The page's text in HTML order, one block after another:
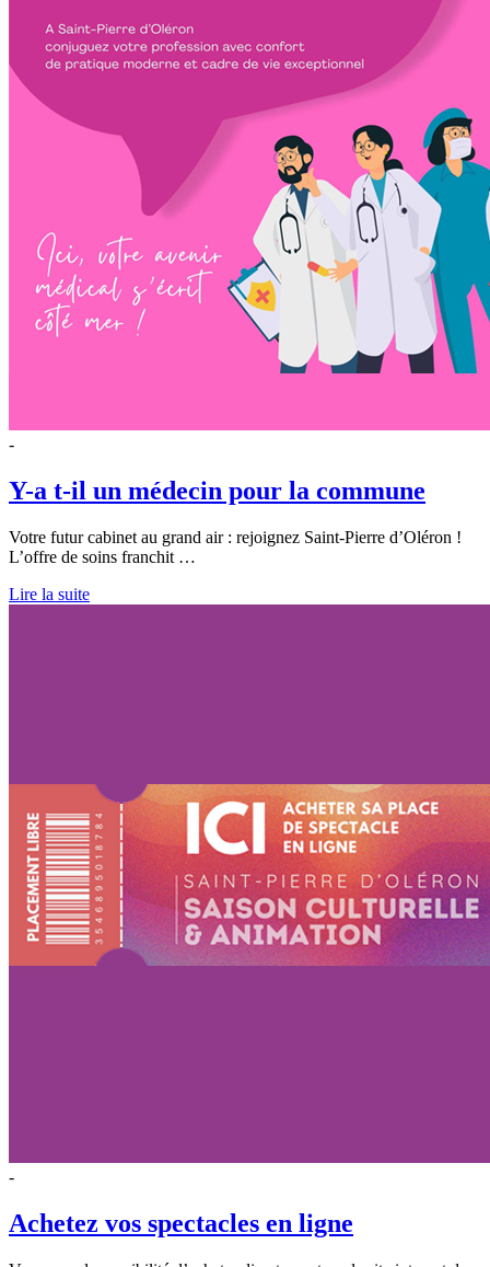
-
Y-a t-il un médecin pour la commune
Votre futur cabinet au grand air : rejoignez Saint-Pierre d’Oléron !
L’offre de soins franchit …
Lire la suite
-
Achetez vos spectacles en ligne